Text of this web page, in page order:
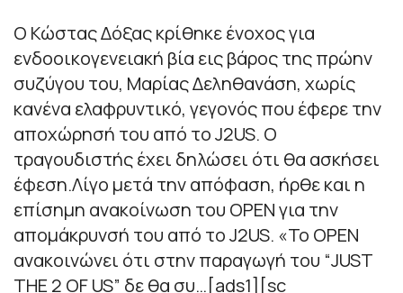
Ο Κώστας Δόξας κρίθηκε ένοχος για
ενδοοικογενειακή βία εις βάρος της πρώην
συζύγου του, Μαρίας Δεληθανάση, χωρίς
κανένα ελαφρυντικό, γεγονός που έφερε την
αποχώρησή του από τo J2US. O
τραγουδιστής έχει δηλώσει ότι θα ασκήσει
έφεση.Λίγο μετά την απόφαση, ήρθε και η
επίσημη ανακοίνωση του OPEN για την
απομάκρυνσή του από το J2US. «Το OPEN
ανακοινώνει ότι στην παραγωγή του “JUST
THE 2 OF US” δε θα συ…[ads1][sc